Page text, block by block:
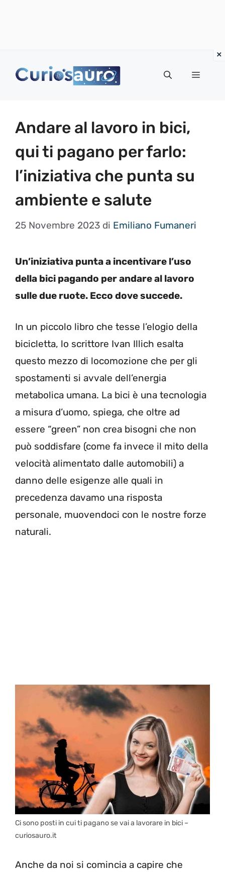
Menu
Andare al lavoro in bici,
qui ti pagano per farlo:
l’iniziativa che punta su
ambiente e salute
25 Novembre 2023 di Emiliano Fumaneri
Un’iniziativa punta a incentivare l’uso
della bici pagando per andare al lavoro
sulle due ruote. Ecco dove succede.
In un piccolo libro che tesse l’elogio della
bicicletta, lo scrittore Ivan Illich esalta
questo mezzo di locomozione che per gli
spostamenti si avvale dell’energia
metabolica umana. La bici è una tecnologia
a misura d’uomo, spiega, che oltre ad
essere “green” non crea bisogni che non
può soddisfare (come fa invece il mito della
velocità alimentato dalle automobili) a
danno delle esigenze alle quali in
precedenza davamo una risposta
personale, muovendoci con le nostre forze
naturali.
Ci sono posti in cui ti pagano se vai a lavorare in bici –
curiosauro.it
Anche da noi si comincia a capire che